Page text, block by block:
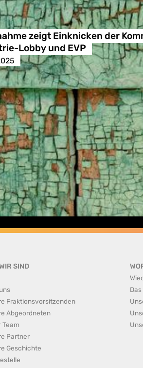
zeigt Einknicken der
Lobby und EVP
SIND
Fraktionsvorsitzenden
Abgeordneten
Team
Partner
Geschichte